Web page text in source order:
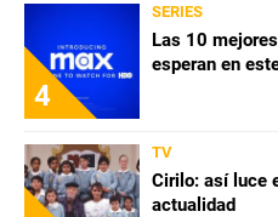
4
SERIES
Las 10
esperan en
TV
Cirilo: así luce
actualidad